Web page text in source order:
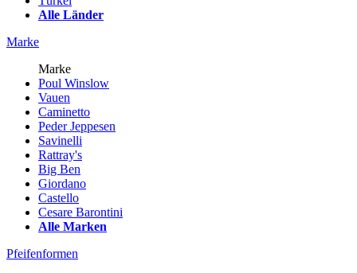
Alle Länder
Marke
Marke
Poul Winslow
Vauen
Caminetto
Peder Jeppesen
Savinelli
Rattray's
Big Ben
Giordano
Castello
Cesare Barontini
Alle Marken
Pfeifenformen